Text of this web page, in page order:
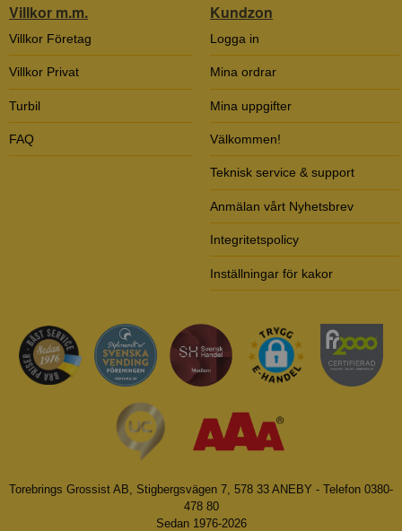
Villkor m.m.
Villkor Företag
Villkor Privat
Turbil
FAQ
Kundzon
Logga in
Mina ordrar
Mina uppgifter
Välkommen!
Teknisk service & support
Anmälan vårt Nyhetsbrev
Integritetspolicy
Inställningar för kakor
Torebrings Grossist AB, Stigbergsvägen 7, 578 33 ANEBY - Telefon 0380-
478 80
Sedan 1976-2026